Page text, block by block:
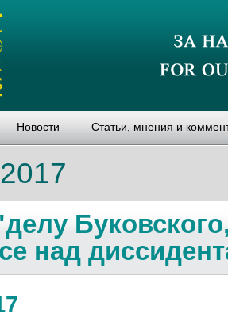
Новости Статьи, мнения и
над